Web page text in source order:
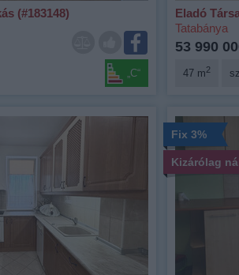
(#183148)
„C“
Eladó
Tatabánya
53 990
47 m2
Fix 3%
Kizárólag